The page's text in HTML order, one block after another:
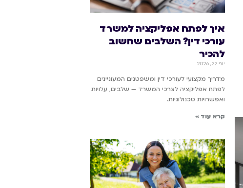
איך לפתח אפליקציה למשרד
עורכי דין? השלבים שחשוב
להכיר
יוני 22, 2026
מדריך מקצועי לעורכי דין ומשפטנים המעוניינים
לפתח אפליקציה לצרכי המשרד — שלבים, עלויות
ואפשרויות טכנולוגיות.
קרא עוד »